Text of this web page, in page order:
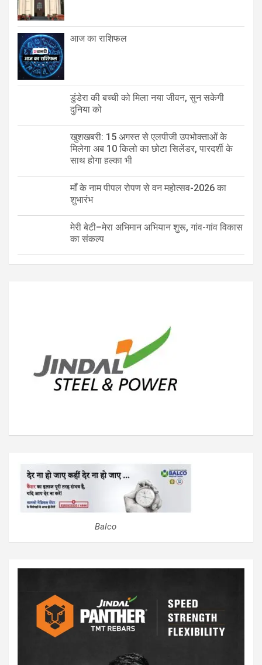
आज का राशिफल
डुंडेरा की बच्ची को मिला नया जीवन, सुन सकेगी
दुनिया को
खुशखबरी: 15 अगस्त से एलपीजी उपभोक्ताओं के
मिलेगा अब 10 किलो का छोटा सिलेंडर, पारदर्शी के
साथ होगा हल्का भी
माँ के नाम पीपल रोपण से वन महोत्सव-2026 का
शुभारंभ
मेरी बेटी–मेरा अभिमान अभियान शुरू, गांव-गांव विकास
का संकल्प
Balco